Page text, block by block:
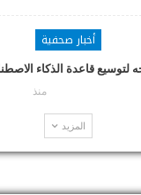
أخبار صحفية
لتوسيع قاعدة الذكاء
منذ
المزيد